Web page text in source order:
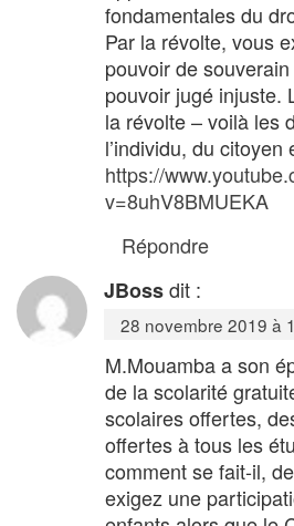
fondamentales du
Par la révolte, vous
pouvoir de
pouvoir jugé injuste.
la révolte – voilà les
l’individu, du citoyen
https://
v=8uhV8BMUEKA
Répondre
JBossdit :
28 novembre 2019 à
M.Mouamba a son
de la scolarité
scolaires offertes,
offertes à tous les
comment se fait-il,
exigez une